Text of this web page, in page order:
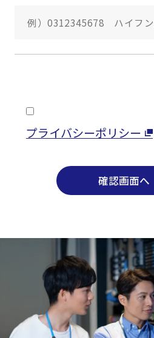
プライバシーポリシー
確認画面へ